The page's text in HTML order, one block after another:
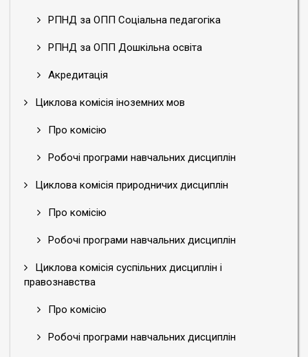
РПНД за ОПП Соціальна педагогіка
РПНД за ОПП Дошкільна освіта
Акредитація
Циклова комісія іноземних мов
Про комісію
Робочі програми навчальних дисциплін
Циклова комісія природничих дисциплін
Про комісію
Робочі програми навчальних дисциплін
Циклова комісія суспільних дисциплін і
правознавства
Про комісію
Робочі програми навчальних дисциплін